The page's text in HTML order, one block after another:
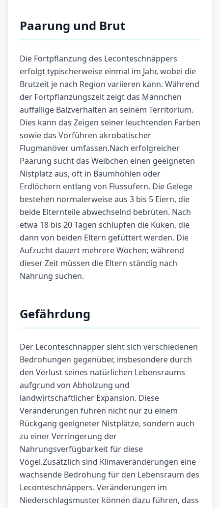
Paarung und Brut
Die Fortpflanzung des Leconteschnäppers
erfolgt typischerweise einmal im Jahr, wobei die
Brutzeit je nach Region variieren kann. Während
der Fortpflanzungszeit zeigt das Männchen
auffällige Balzverhalten an seinem Territorium.
Dies kann das Zeigen seiner leuchtenden Farben
sowie das Vorführen akrobatischer
Flugmanöver umfassen.Nach erfolgreicher
Paarung sucht das Weibchen einen geeigneten
Nistplatz aus, oft in Baumhöhlen oder
Erdlöchern entlang von Flussufern. Die Gelege
bestehen normalerweise aus 3 bis 5 Eiern, die
beide Elternteile abwechselnd bebrüten. Nach
etwa 18 bis 20 Tagen schlüpfen die Küken, die
dann von beiden Eltern gefüttert werden. Die
Aufzucht dauert mehrere Wochen; während
dieser Zeit müssen die Eltern ständig nach
Nahrung suchen.
Gefährdung
Der Leconteschnäpper sieht sich verschiedenen
Bedrohungen gegenüber, insbesondere durch
den Verlust seines natürlichen Lebensraums
aufgrund von Abholzung und
landwirtschaftlicher Expansion. Diese
Veränderungen führen nicht nur zu einem
Rückgang geeigneter Nistplätze, sondern auch
zu einer Verringerung der
Nahrungsverfügbarkeit für diese
Vögel.Zusätzlich sind Klimaveränderungen eine
wachsende Bedrohung für den Lebensraum des
Leconteschnäppers. Veränderungen im
Niederschlagsmuster können dazu führen, dass